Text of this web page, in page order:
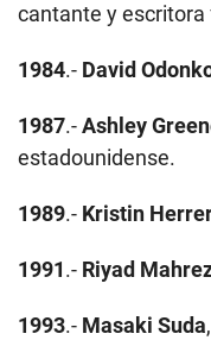
cantante y escritora
1984.- David
1987.-Ashley
estadounidense.
1989.- Kristin
1991.- Riyad
1993.- Masaki Suda